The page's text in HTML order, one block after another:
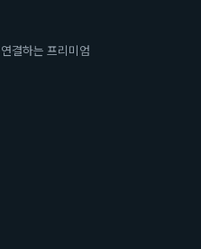
결하는 프리미엄